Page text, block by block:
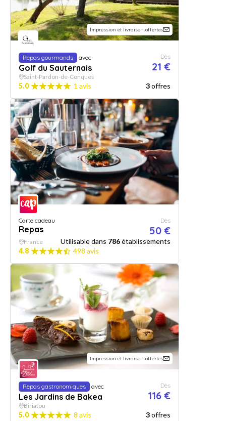
Impression et livraison offertes
Repas gourmands avec
Golf du Sauternais
Dès
21 €
Saint-Pardon-de-Conques
5.0 1 avis 3offres
Carte cadeau
Repas
Dès
50 €
France Utilisable dans 786établissements
4.8
498 avis
Impression et livraison offertes
Repas gastronomiques avec
Les Jardins de Bakea
Dès
116 €
Biriatou
5.0 8 avis 3offres